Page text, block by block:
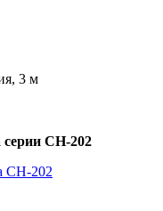
3 м
CH-202